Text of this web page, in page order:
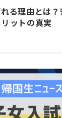
る理由とは
ットの真実